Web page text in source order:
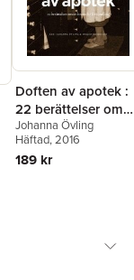
Doften av apotek :
22 berättelser om
en bransch i
förändring
Johanna Övling
Häftad, 2016
189 kr